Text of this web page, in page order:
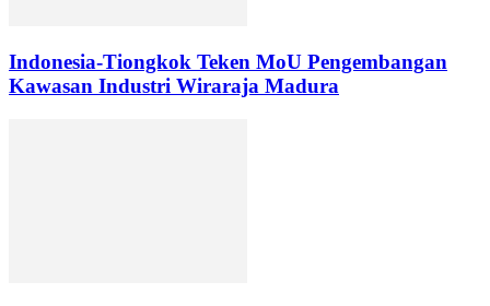
Indonesia-Tiongkok Teken MoU Pengembangan
Kawasan Industri Wiraraja Madura